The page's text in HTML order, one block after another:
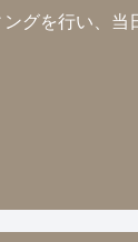
グを行い、当